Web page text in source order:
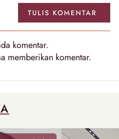
TULIS KOMENTAR
komentar.
memberikan komentar.